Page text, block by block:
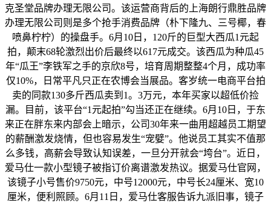
克圣堂品牌办理无限公司。该运营商背后的上海朗行鼎胜品牌
办理无限公司则是多个抢手消费品牌（朴下隆九、三号椰，春
喷鼻柠柠）的操盘手。6月10日，120斤的巨型大西瓜1元起
拍，颠末68轮激烈出价后最终以617元成交。该西瓜为种瓜45
年“瓜王”李铁军之手的京欣8号，培育周期整整4个月，成功率
仅10%，日常平凡只正在农博会当展品。客岁统一电商平台拍
卖的同款130多斤西瓜卖到1。3万元，本年买家以超低价捡
漏。目前，该平台“1元起拍”勾当还正在继续。6月10日，于东
来正在胖东来内部会上暗示，公司30年来一曲用超越员工期望
的薪酬激发烧情，但也容易发生“宠嬖”。他说员工其实不值那
么多钱，高薪会导致认知误差，一旦分开就会“垮台”。近日，
爱马仕一款小型镜子被指订价离谱激发热议。据爱马仕官网，
该镜子小号售价9750元，中号12000元，中号长24厘米、宽10
厘米，便利照顾。6月11日，爱马仕客服告诉九派旧事，镜子